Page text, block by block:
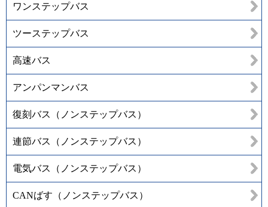
ワンステップバス
ツーステップバス
高速バス
アンパンマンバス
復刻バス（ノンステップバス）
連節バス（ノンステップバス）
電気バス（ノンステップバス）
CANばす（ノンステップバス）